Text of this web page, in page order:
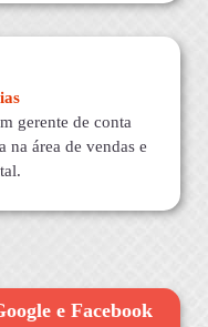
gerente de conta
na área de vendas e
e Facebook